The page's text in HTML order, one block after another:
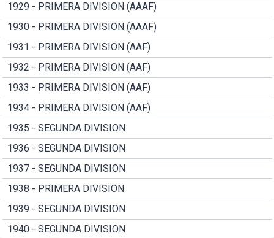
1929 - PRIMERA DIVISION (AAAF)
1930 - PRIMERA DIVISION (AAAF)
1931 - PRIMERA DIVISION (AAF)
1932 - PRIMERA DIVISION (AAF)
1933 - PRIMERA DIVISION (AAF)
1934 - PRIMERA DIVISION (AAF)
1935 - SEGUNDA DIVISION
1936 - SEGUNDA DIVISION
1937 - SEGUNDA DIVISION
1938 - PRIMERA DIVISION
1939 - SEGUNDA DIVISION
1940 - SEGUNDA DIVISION